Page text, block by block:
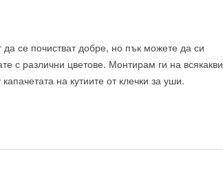
се почистват добре, но пък можете да си
с различни цветове. Монтирам ги на всякакви
на кутиите от клечки за уши.